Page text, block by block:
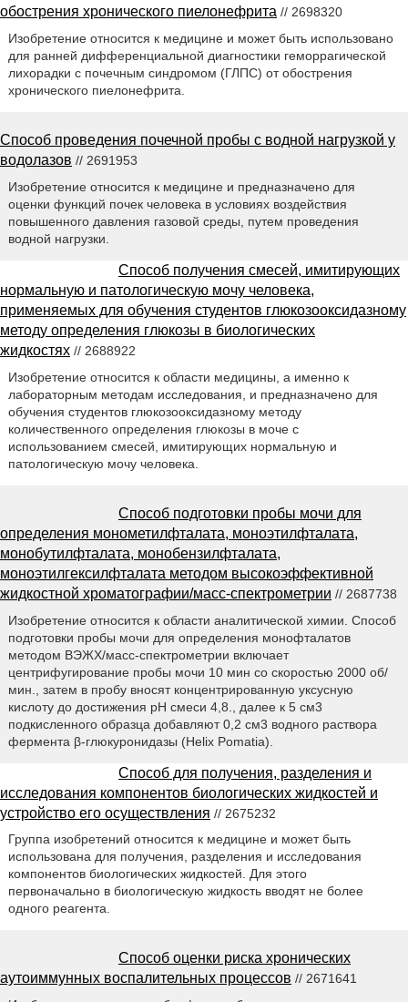
обострения хронического пиелонефрита // 2698320
Изобретение относится к медицине и может быть использовано
для ранней дифференциальной диагностики геморрагической
лихорадки с почечным синдромом (ГЛПС) от обострения
хронического пиелонефрита.
Способ проведения почечной пробы с водной нагрузкой у
водолазов // 2691953
Изобретение относится к медицине и предназначено для
оценки функций почек человека в условиях воздействия
повышенного давления газовой среды, путем проведения
водной нагрузки.
Способ получения смесей, имитирующих
нормальную и патологическую мочу человека,
применяемых для обучения студентов глюкозооксидазному
методу определения глюкозы в биологических
жидкостях // 2688922
Изобретение относится к области медицины, а именно к
лабораторным методам исследования, и предназначено для
обучения студентов глюкозооксидазному методу
количественного определения глюкозы в моче с
использованием смесей, имитирующих нормальную и
патологическую мочу человека.
Способ подготовки пробы мочи для
определения монометилфталата, моноэтилфталата,
монобутилфталата, монобензилфталата,
моноэтилгексилфталата методом высокоэффективной
жидкостной хроматографии/масс-спектрометрии // 2687738
Изобретение относится к области аналитической химии. Способ
подготовки пробы мочи для определения монофталатов
методом ВЭЖХ/масс-спектрометрии включает
центрифугирование пробы мочи 10 мин со скоростью 2000 об/
мин., затем в пробу вносят концентрированную уксусную
кислоту до достижения pH смеси 4,8., далее к 5 см3
подкисленного образца добавляют 0,2 см3 водного раствора
фермента β-глюкуронидазы (Helix Pomatia).
Способ для получения, разделения и
исследования компонентов биологических жидкостей и
устройство его осуществления // 2675232
Группа изобретений относится к медицине и может быть
использована для получения, разделения и исследования
компонентов биологических жидкостей. Для этого
первоначально в биологическую жидкость вводят не более
одного реагента.
Способ оценки риска хронических
аутоиммунных воспалительных процессов // 2671641